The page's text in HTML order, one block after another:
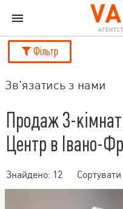
Фільтр
Зв'язатись з нами
Продаж 3-
Центр в Івано-
Знайдено: 12 Сортувати